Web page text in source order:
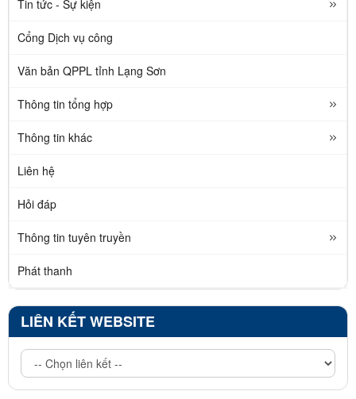
Tin tức - Sự kiện
Cổng Dịch vụ công
Văn bản QPPL tỉnh Lạng Sơn
Thông tin tổng hợp
Thông tin khác
Liên hệ
Hỏi đáp
Thông tin tuyên truyền
Phát thanh
LIÊN KẾT WEBSITE